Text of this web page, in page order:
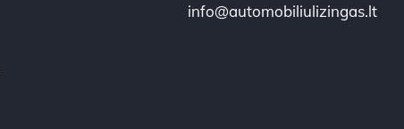
info@automobiliulizingas.lt